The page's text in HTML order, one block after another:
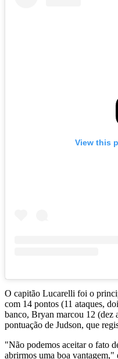
View this
O capitão Lucarelli foi o
com 14 pontos (11 ataques,
banco, Bryan marcou 12 (dez
pontuação de Judson, que
"Não podemos aceitar o fato
abrirmos uma boa